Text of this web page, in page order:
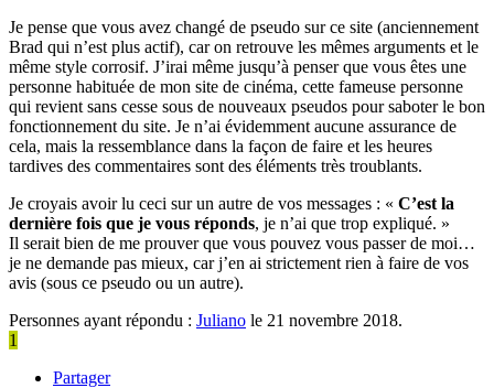
Je pense que vous avez changé de pseudo sur ce site (anciennement
Brad qui n’est plus actif), car on retrouve les mêmes arguments et le
même style corrosif. J’irai même jusqu’à penser que vous êtes une
personne habituée de mon site de cinéma, cette fameuse personne
qui revient sans cesse sous de nouveaux pseudos pour saboter le bon
fonctionnement du site. Je n’ai évidemment aucune assurance de
cela, mais la ressemblance dans la façon de faire et les heures
tardives des commentaires sont des éléments très troublants.
Je croyais avoir lu ceci sur un autre de vos messages : « C’est la
dernière fois que je vous réponds, je n’ai que trop expliqué. »
Il serait bien de me prouver que vous pouvez vous passer de moi…
je ne demande pas mieux, car j’en ai strictement rien à faire de vos
avis (sous ce pseudo ou un autre).
Personnes ayant répondu : Juliano le 21 novembre 2018.
1
Partager